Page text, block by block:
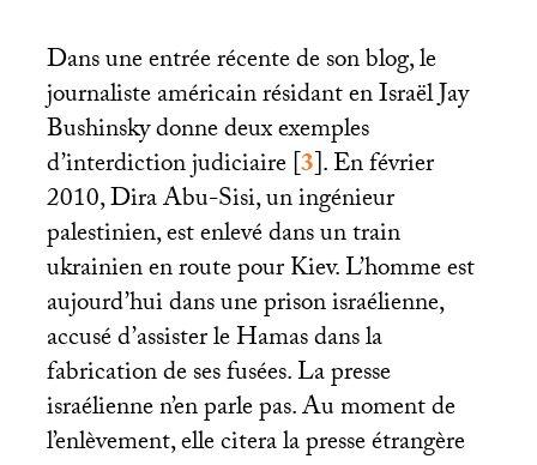
Dans une entrée récente de son blog, le
journaliste américain résidant en Israël Jay
Bushinsky donne deux exemples
d’interdiction judiciaire[3]. En février
2010, Dira Abu-Sisi, un ingénieur
palestinien, est enlevé dans un train
ukrainien en route pour Kiev. L’homme est
aujourd’hui dans une prison israélienne,
accusé d’assister le Hamas dans la
fabrication de ses fusées. La presse
israélienne n’en parle pas. Au moment de
l’enlèvement, elle citera la presse étrangère